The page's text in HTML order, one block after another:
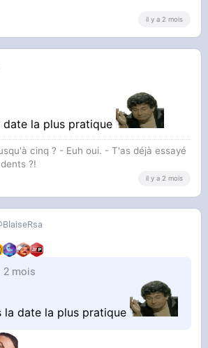
il y a 2 mois
date la plus pratique
cinq ? - Euh oui. - T'as déjà essayé
?!
il y a 2 mois
BlaiseRsa
2 mois
la date la plus pratique